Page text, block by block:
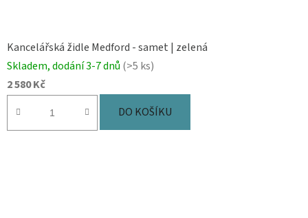
Kancelářská židle Medford - samet | zelená
Skladem, dodání 3-7 dnů (>5 ks)
2 580 Kč
DO KOŠÍKU